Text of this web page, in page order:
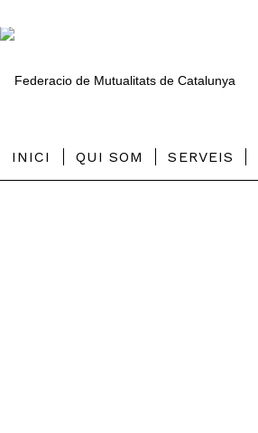
INICI QUI SOM SERVEIS